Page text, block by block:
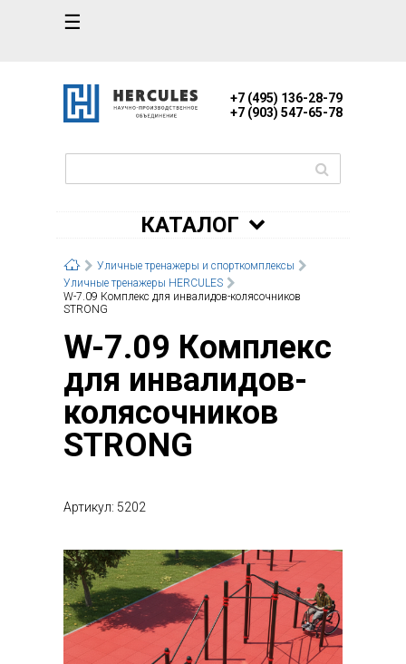
☰
+7 (495) 136-28-79
+7 (903) 547-65-78
КАТАЛОГ
Уличные тренажеры и спорткомплексы
Уличные тренажеры HERCULES
W-7.09 Комплекс для инвалидов-колясочников
STRONG
W-7.09 Комплекс
для инвалидов-
колясочников
STRONG
Артикул: 5202